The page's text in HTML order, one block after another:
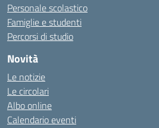
Personale scolastico
Famiglie e studenti
Percorsi di studio
Novità
Le notizie
Le circolari
Albo online
Calendario eventi